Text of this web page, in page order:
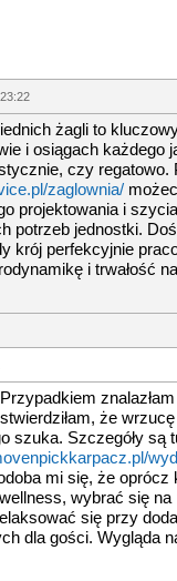
żagli to
i osiągach każdego
czy regatowo.
zaglownia/
projektowania i
potrzeb jednostki.
krój perfekcyjnie
i trwałość
że
szuka. Szczegóły są
mi się, że oprócz
wybrać się na
się przy
dla gości. Wygląda